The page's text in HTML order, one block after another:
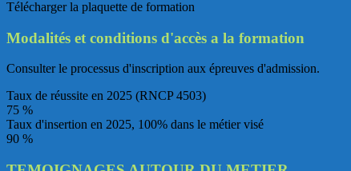
Télécharger la plaquette de formation
Modalités et conditions d'accès a la formation
Consulter le processus d'inscription aux épreuves d'admission.
Taux de réussite en 2025 (RNCP 4503)
75 %
Taux d'insertion en 2025, 100% dans le métier visé
90 %